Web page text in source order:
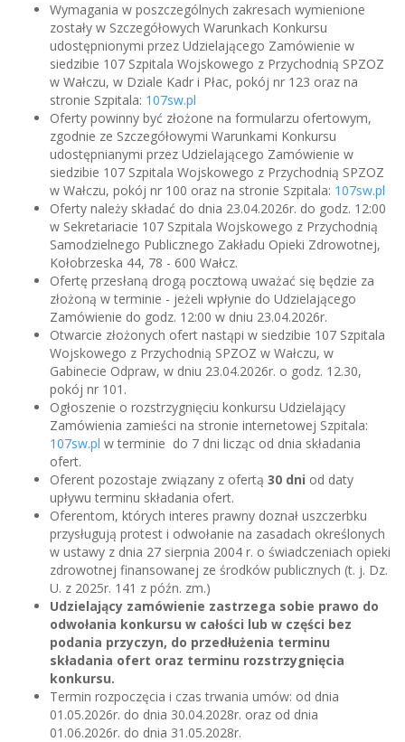
Wymagania w poszczególnych zakresach wymienione
zostały w Szczegółowych Warunkach Konkursu
udostępnionymi przez Udzielającego Zamówienie w
siedzibie 107 Szpitala Wojskowego z Przychodnią SPZOZ
w Wałczu, w Dziale Kadr i Płac, pokój nr 123 oraz na
stronie Szpitala: 107sw.pl
Oferty powinny być złożone na formularzu ofertowym,
zgodnie ze Szczegółowymi Warunkami Konkursu
udostępnianymi przez Udzielającego Zamówienie w
siedzibie 107 Szpitala Wojskowego z Przychodnią SPZOZ
w Wałczu, pokój nr 100 oraz na stronie Szpitala: 107sw.pl
Oferty należy składać do dnia 23.04.2026r. do godz. 12:00
w Sekretariacie 107 Szpitala Wojskowego z Przychodnią
Samodzielnego Publicznego Zakładu Opieki Zdrowotnej,
Kołobrzeska 44, 78 - 600 Wałcz.
Ofertę przesłaną drogą pocztową uważać się będzie za
złożoną w terminie - jeżeli wpłynie do Udzielającego
Zamówienie do godz. 12:00 w dniu 23.04.2026r.
Otwarcie złożonych ofert nastąpi w siedzibie 107 Szpitala
Wojskowego z Przychodnią SPZOZ w Wałczu, w
Gabinecie Odpraw, w dniu 23.04.2026r. o godz. 12.30,
pokój nr 101.
Ogłoszenie o rozstrzygnięciu konkursu Udzielający
Zamówienia zamieści na stronie internetowej Szpitala:
107sw.pl w terminie do 7 dni licząc od dnia składania
ofert.
Oferent pozostaje związany z ofertą 30 dni od daty
upływu terminu składania ofert.
Oferentom, których interes prawny doznał uszczerbku
przysługują protest i odwołanie na zasadach określonych
w ustawy z dnia 27 sierpnia 2004 r. o świadczeniach opieki
zdrowotnej finansowanej ze środków publicznych (t. j. Dz.
U. z 2025r. 141 z późn. zm.)
Udzielający zamówienie zastrzega sobie prawo do
odwołania konkursu w całości lub w części bez
podania przyczyn, do przedłużenia terminu
składania ofert oraz terminu rozstrzygnięcia
konkursu.
Termin rozpoczęcia i czas trwania umów: od dnia
01.05.2026r. do dnia 30.04.2028r. oraz od dnia
01.06.2026r. do dnia 31.05.2028r.